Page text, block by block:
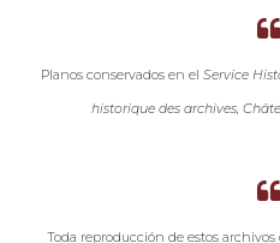
Planos conservados en el Service
historique des archives,
Toda reproducción de estos